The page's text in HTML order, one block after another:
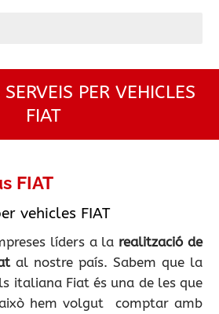
PER VEHICLES
FIAT
FIAT
vehicles FIAT
líders a la realització de
al nostre país. Sabem que la
italiana Fiat és una de les que
hem volgut comptar amb